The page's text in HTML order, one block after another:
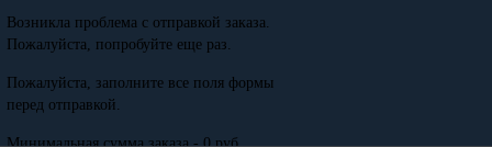
Возникла проблема с отправкой заказа.
Пожалуйста, попробуйте еще раз.
Пожалуйста, заполните все поля формы
перед отправкой.
Минимальная сумма заказа - 0 руб.